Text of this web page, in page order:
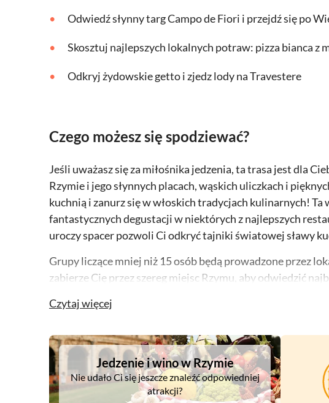
Odwiedź słynny targ Campo de Fiori i przejdź się po
Skosztuj najlepszych lokalnych potraw: pizza bianca z
Odkryj żydowskie getto i zjedz lody na Travestere
Czego możesz się spodziewać?
Jeśli uważasz się za miłośnika jedzenia, ta trasa jest dla
Rzymie i jego słynnych placach, wąskich uliczkach i
kuchnią i zanurz się w włoskich tradycjach kulinarnych! Ta
fantastycznych degustacji w niektórych z najlepszych
uroczy spacer pozwoli Ci odkryć tajniki światowej sławy
Grupy liczące mniej niż 15 osób będą prowadzone przez
zabierze Cię przez szereg miejsc Rzymu, aby odwiedzić
znane, w tym pizza bianca, mortadella i lody.
Od smażonego dorsza w getcie żydowskim po przyprawy i
swoje zmysły i spalaj kalorie jednocześnie ciesząc się
Indywidualne uwagi twojego przewodnika kulinarnego
zwyczajów kulinarnych, opis wszelkich imprez sezonowych
Czytaj więcej
DSA1Jedzenie i wino w Rzymie
Jedzenie i wino w Rzymie
Nie udało Ci się jeszcze znaleźć odpowiedniej
atrakcji?